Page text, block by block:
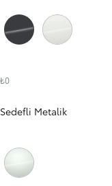
₺0
Sedefli Metalik